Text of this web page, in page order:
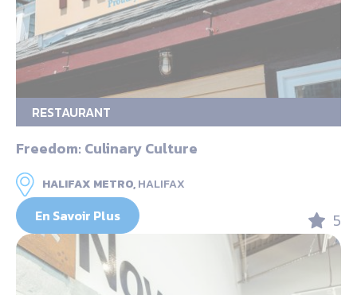
RESTAURANT
Freedom: Culinary Culture
HALIFAX METRO,HALIFAX
En Savoir Plus 5